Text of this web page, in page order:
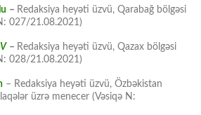
– Redaksiya heyəti üzvü, Qarabağ bölgəsi
027/21.08.2021)
– Redaksiya heyəti üzvü, Qazax bölgəsi
028/21.08.2021)
– Redaksiya heyəti üzvü, Özbəkistan
üzrə menecer (Vəsiqə N: